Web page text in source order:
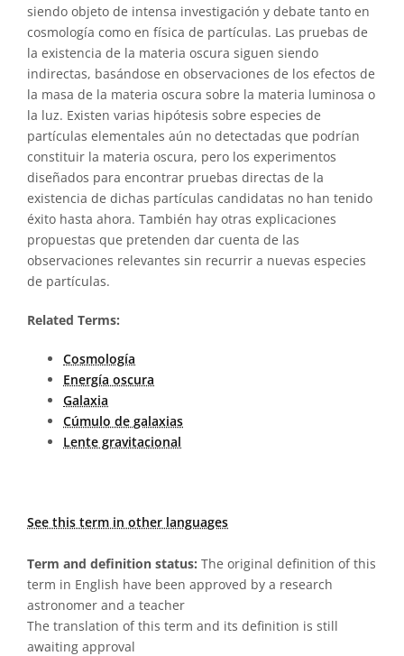
siendo objeto de intensa investigación y debate tanto en
cosmología como en física de partículas. Las pruebas de
la existencia de la materia oscura siguen siendo
indirectas, basándose en observaciones de los efectos de
la masa de la materia oscura sobre la materia luminosa o
la luz. Existen varias hipótesis sobre especies de
partículas elementales aún no detectadas que podrían
constituir la materia oscura, pero los experimentos
diseñados para encontrar pruebas directas de la
existencia de dichas partículas candidatas no han tenido
éxito hasta ahora. También hay otras explicaciones
propuestas que pretenden dar cuenta de las
observaciones relevantes sin recurrir a nuevas especies
de partículas.
Related Terms:
Cosmología
Energía oscura
Galaxia
Cúmulo de galaxias
Lente gravitacional
See this term in other languages
Term and definition status: The original definition of this
term in English have been approved by a research
astronomer and a teacher
The translation of this term and its definition is still
awaiting approval